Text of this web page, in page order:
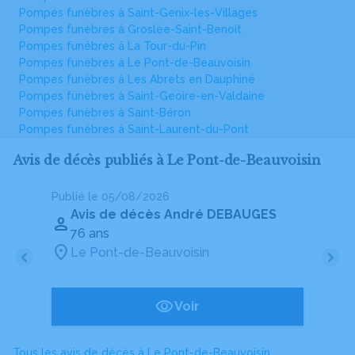
Pompes funèbres à Saint-Genix-les-Villages
Pompes funèbres à Groslée-Saint-Benoit
Pompes funèbres à La Tour-du-Pin
Pompes funèbres à Le Pont-de-Beauvoisin
Pompes funèbres à Les Abrets en Dauphiné
Pompes funèbres à Saint-Geoire-en-Valdaine
Pompes funèbres à Saint-Béron
Pompes funèbres à Saint-Laurent-du-Pont
Avis de décès publiés à Le Pont-de-Beauvoisin
Publié le 05/08/2026
Avis de décès André DEBAUGES
76 ans
Le Pont-de-Beauvoisin
Voir